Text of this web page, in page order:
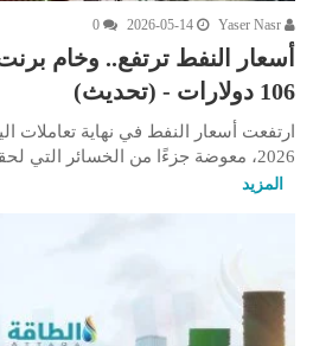
2026-05-14
0
أسعار النفط ترتفع.. وخام
106 دولارات - (تحديث)
2026، معوضة جزءًا من الخسائر التي لحقت بها خلال الجلسة…
المزيد